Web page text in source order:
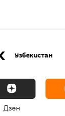
Узбекистан
Дзен